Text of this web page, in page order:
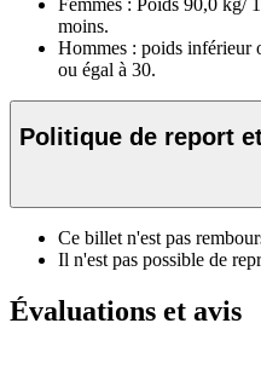
moins.
Hommes : poids inférieur
ou égal à 30.
Politique de report
Ce billet n'est pas
Il n'est pas possible de
Évaluations et avis